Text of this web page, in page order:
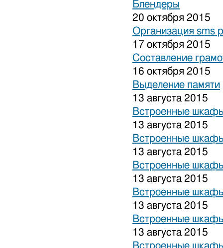
Блендеры
20 октября 2015
Организация sms
17 октября 2015
Составление
16 октября 2015
Выделение памяти
13 августа 2015
Встроенные
13 августа 2015
Встроенные
13 августа 2015
Встроенные
13 августа 2015
Встроенные
13 августа 2015
Встроенные
13 августа 2015
Встроенные